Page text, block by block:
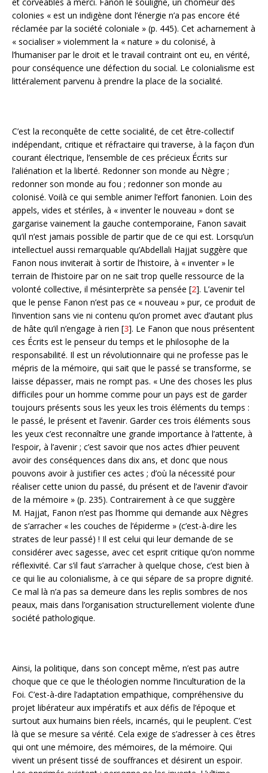
colonies « est un indigène dont l’énergie n’a pas encore été
réclamée par la société coloniale » (p. 445). Cet acharnement à
« socialiser » violemment la « nature » du colonisé, à
l’humaniser par le droit et le travail contraint ont eu, en vérité,
pour conséquence une défection du social. Le colonialisme est
littéralement parvenu à prendre la place de la socialité.
C’est la reconquête de cette socialité, de cet être-collectif
indépendant, critique et réfractaire qui traverse, à la façon d’un
courant électrique, l’ensemble de ces précieux Écrits sur
l’aliénation et la liberté. Redonner son monde au Nègre ;
redonner son monde au fou ; redonner son monde au
colonisé. Voilà ce qui semble animer l’effort fanonien. Loin des
appels, vides et stériles, à « inventer le nouveau » dont se
gargarise vainement la gauche contemporaine, Fanon savait
qu’il n’est jamais possible de partir que de ce qui est. Lorsqu’un
intellectuel aussi remarquable qu’Abdellali Hajjat suggère que
Fanon nous inviterait à sortir de l’histoire, à « inventer » le
terrain de l’histoire par on ne sait trop quelle ressource de la
volonté collective, il mésinterprète sa pensée [2]. L’avenir tel
que le pense Fanon n’est pas ce « nouveau » pur, ce produit de
l’invention sans vie ni contenu qu’on promet avec d’autant plus
de hâte qu’il n’engage à rien [3]. Le Fanon que nous présentent
ces Écrits est le penseur du temps et le philosophe de la
responsabilité. Il est un révolutionnaire qui ne professe pas le
mépris de la mémoire, qui sait que le passé se transforme, se
laisse dépasser, mais ne rompt pas. « Une des choses les plus
difficiles pour un homme comme pour un pays est de garder
toujours présents sous les yeux les trois éléments du temps :
le passé, le présent et l’avenir. Garder ces trois éléments sous
les yeux c’est reconnaître une grande importance à l’attente, à
l’espoir, à l’avenir ; c’est savoir que nos actes d’hier peuvent
avoir des conséquences dans dix ans, et donc que nous
pouvons avoir à justifier ces actes ; d’où la nécessité pour
réaliser cette union du passé, du présent et de l’avenir d’avoir
de la mémoire » (p. 235). Contrairement à ce que suggère
M. Hajjat, Fanon n’est pas l’homme qui demande aux Nègres
de s’arracher « les couches de l’épiderme » (c’est-à-dire les
strates de leur passé) ! Il est celui qui leur demande de se
considérer avec sagesse, avec cet esprit critique qu’on nomme
réflexivité. Car s’il faut s’arracher à quelque chose, c’est bien à
ce qui lie au colonialisme, à ce qui sépare de sa propre dignité.
Ce mal là n’a pas sa demeure dans les replis sombres de nos
peaux, mais dans l’organisation structurellement violente d’une
société pathologique.
Ainsi, la politique, dans son concept même, n’est pas autre
choque que ce que le théologien nomme l’inculturation de la
Foi. C’est-à-dire l’adaptation empathique, compréhensive du
projet libérateur aux impératifs et aux défis de l’époque et
surtout aux humains bien réels, incarnés, qui le peuplent. C’est
là que se mesure sa vérité. Cela exige de s’adresser à ces êtres
qui ont une mémoire, des mémoires, de la mémoire. Qui
vivent un présent tissé de souffrances et désirent un espoir.